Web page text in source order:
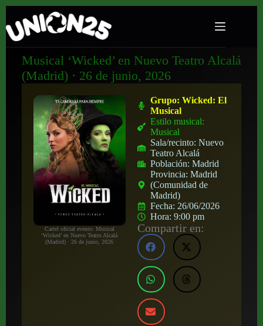
Musical ‘Wicked’ en Nuevo Teatro Alcalá
(Madrid) · 26 de junio, 2026
Cartel oficial evento: Musical
‘Wicked’ en Nuevo Teatro Alcalá
(Madrid) · 26 de junio, 2026
Grupo:Wicked: El
Musical
Estilo musical:
Musical
Sala/recinto:Nuevo
Teatro Alcalá
Población:Madrid
Provincia:Madrid
(Comunidad de
Madrid)
Fecha: 26/06/2026
Hora:9:00 pm
Compartir en: